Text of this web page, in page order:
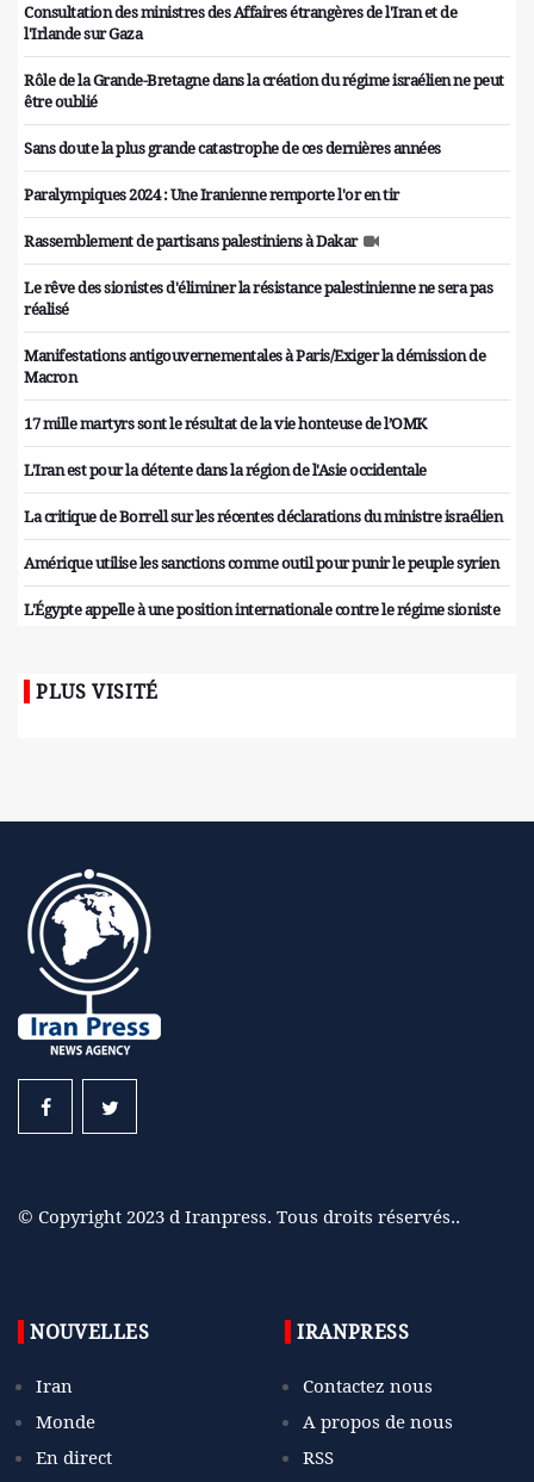
Consultation des ministres des Affaires étrangères de l'Iran et de
l'Irlande sur Gaza
Rôle de la Grande-Bretagne dans la création du régime israélien ne peut
être oublié
Sans doute la plus grande catastrophe de ces dernières années
Paralympiques 2024 : Une Iranienne remporte l'or en tir
Rassemblement de partisans palestiniens à Dakar
Le rêve des sionistes d'éliminer la résistance palestinienne ne sera pas
réalisé
Manifestations antigouvernementales à Paris/Exiger la démission de
Macron
17 mille martyrs sont le résultat de la vie honteuse de l’OMK
L'Iran est pour la détente dans la région de l'Asie occidentale
La critique de Borrell sur les récentes déclarations du ministre israélien
Amérique utilise les sanctions comme outil pour punir le peuple syrien
L'Égypte appelle à une position internationale contre le régime sioniste
PLUS VISITÉ
© Copyright 2023 d Iranpress. Tous droits réservés..
NOUVELLES
Iran
Monde
En direct
IRANPRESS
Contactez nous
A propos de nous
RSS